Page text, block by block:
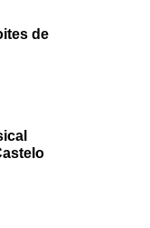
de